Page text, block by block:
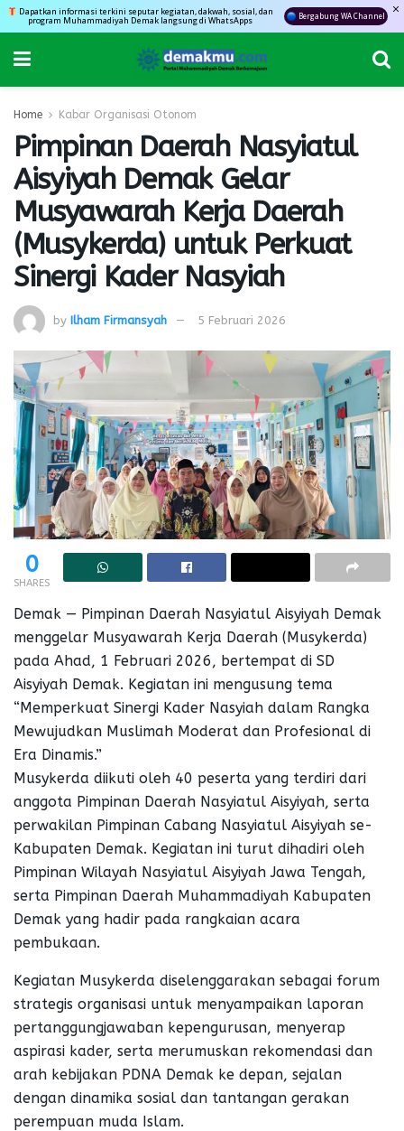
Dapatkan informasi terkini seputar kegiatan, dakwah, sosial, dan
program Muhammadiyah Demak langsung di WhatsApps Bergabung WA Channel
Home Kabar Organisasi Otonom
Pimpinan Daerah Nasyiatul
Aisyiyah Demak Gelar
Musyawarah Kerja Daerah
(Musykerda) untuk Perkuat
Sinergi Kader Nasyiah
by Ilham Firmansyah 5 Februari 2026
0
SHARES
Demak — Pimpinan Daerah Nasyiatul Aisyiyah Demak
menggelar Musyawarah Kerja Daerah (Musykerda)
pada Ahad, 1 Februari 2026, bertempat di SD
Aisyiyah Demak. Kegiatan ini mengusung tema
“Memperkuat Sinergi Kader Nasyiah dalam Rangka
Mewujudkan Muslimah Moderat dan Profesional di
Era Dinamis.”
Musykerda diikuti oleh 40 peserta yang terdiri dari
anggota Pimpinan Daerah Nasyiatul Aisyiyah, serta
perwakilan Pimpinan Cabang Nasyiatul Aisyiyah se-
Kabupaten Demak. Kegiatan ini turut dihadiri oleh
Pimpinan Wilayah Nasyiatul Aisyiyah Jawa Tengah,
serta Pimpinan Daerah Muhammadiyah Kabupaten
Demak yang hadir pada rangkaian acara
pembukaan.
Kegiatan Musykerda diselenggarakan sebagai forum
strategis organisasi untuk menyampaikan laporan
pertanggungjawaban kepengurusan, menyerap
aspirasi kader, serta merumuskan rekomendasi dan
arah kebijakan PDNA Demak ke depan, sejalan
dengan dinamika sosial dan tantangan gerakan
perempuan muda Islam.